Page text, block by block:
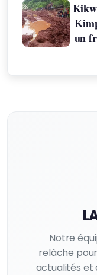
un
Notre
relâche
actualités et